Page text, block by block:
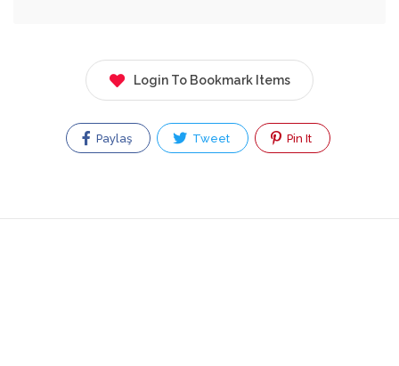
Login To Bookmark Items
Paylaş Tweet Pin It